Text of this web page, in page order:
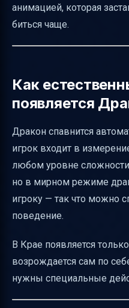
анимацией, которая
биться чаще.
Как
появляется
Дракон спавнится
игрок входит в
любом уровне
но в мирном режиме
игроку — так что можно
поведение.
В Крае появляется
возрождается сам по
нужны специальные